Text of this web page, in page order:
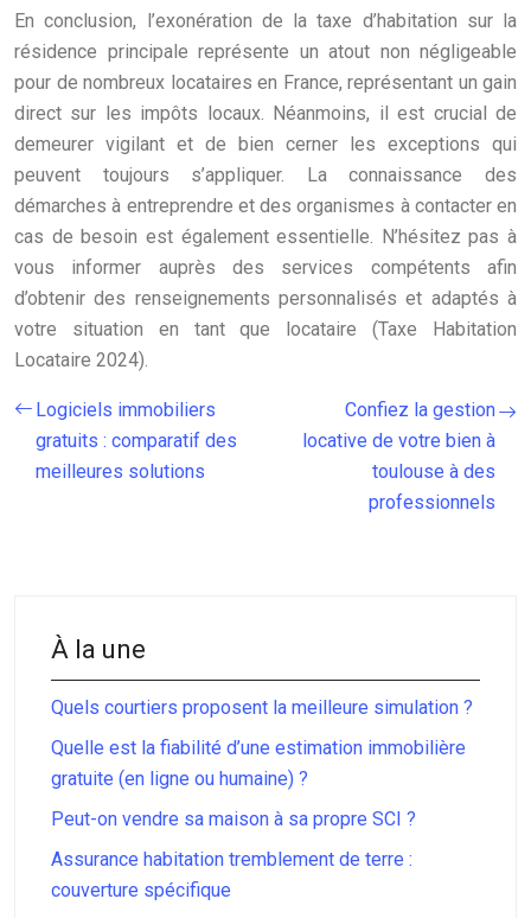
En conclusion, l’exonération de la taxe d’habitation sur la
résidence principale représente un atout non négligeable
pour de nombreux locataires en France, représentant un gain
direct sur les impôts locaux. Néanmoins, il est crucial de
demeurer vigilant et de bien cerner les exceptions qui
peuvent toujours s’appliquer. La connaissance des
démarches à entreprendre et des organismes à contacter en
cas de besoin est également essentielle. N’hésitez pas à
vous informer auprès des services compétents afin
d’obtenir des renseignements personnalisés et adaptés à
votre situation en tant que locataire (Taxe Habitation
Locataire 2024).
Logiciels immobiliers
gratuits : comparatif des
meilleures solutions
Confiez la gestion
locative de votre bien à
toulouse à des
professionnels
À la une
Quels courtiers proposent la meilleure simulation ?
Quelle est la fiabilité d’une estimation immobilière
gratuite (en ligne ou humaine) ?
Peut-on vendre sa maison à sa propre SCI ?
Assurance habitation tremblement de terre :
couverture spécifique